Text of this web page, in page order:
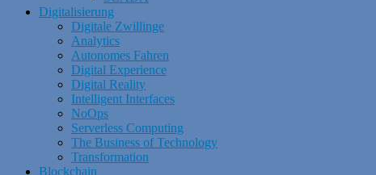
Digitalisierung
Digitale Zwillinge
Analytics
Autonomes Fahren
Digital Experience
Digital Reality
Intelligent Interfaces
NoOps
Serverless Computing
The Business of Technology
Transformation
Blockchain